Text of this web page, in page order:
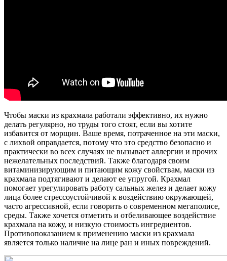
Чтобы маски из крахмала работали эффективно, их нужно
делать регулярно, но труды того стоят, если вы хотите
избавится от морщин. Ваше время, потраченное на эти маски,
с лихвой оправдается, потому что это средство безопасно и
практически во всех случаях не вызывает аллергии и прочих
нежелательных последствий. Также благодаря своим
витаминизирующим и питающим кожу свойствам, маски из
крахмала подтягивают и делают ее упругой. Крахмал
помогает урегулировать работу сальных желез и делает кожу
лица более стрессоустойчивой к воздействию окружающей,
часто агрессивной, если говорить о современном мегаполисе,
среды. Также хочется отметить и отбеливающее воздействие
крахмала на кожу, и низкую стоимость ингредиентов.
Противопоказанием к применению маски из крахмала
является только наличие на лице ран и иных повреждений.